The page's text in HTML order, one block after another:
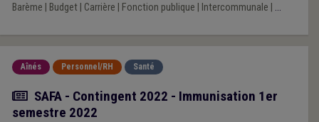
publiques ; l’intérêt de s’inscrire dans le processus ; une série
d’actions en amont de la Fédération. Elle reprend enfin la ligne
S publiques wallonnes.
Barème Budget| Carrière Fonction publique Intercommunale ...
Aînés Personnel/RH Santé
Actualité
SAFA - Contingent 2022 - Immunisation 1er
semestre 2022